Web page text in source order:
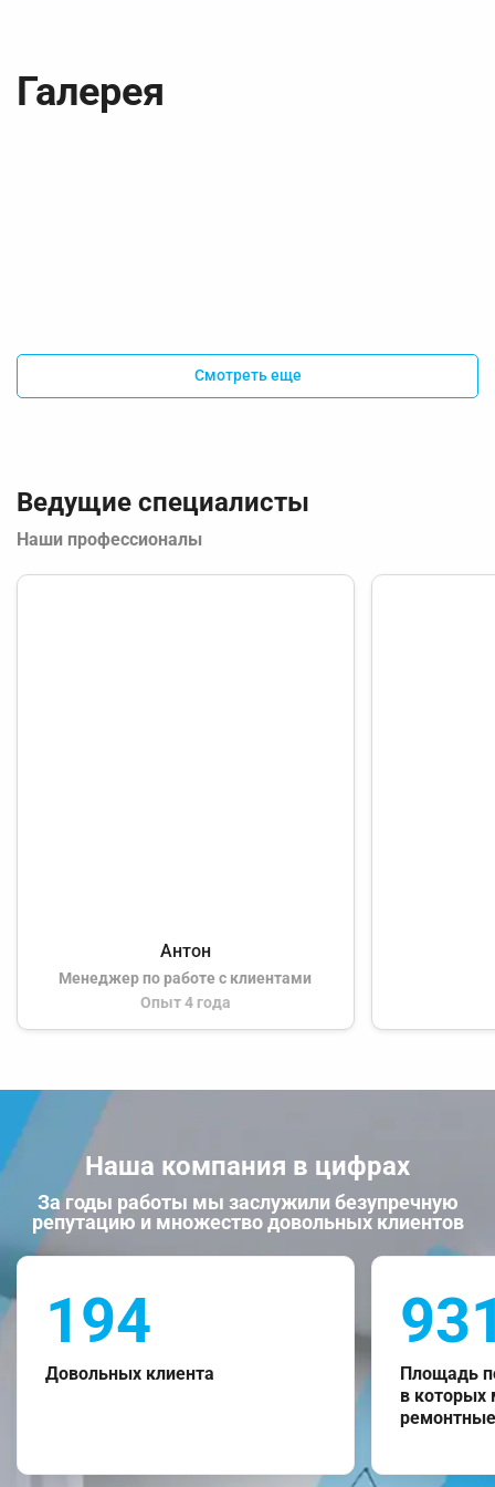
Галерея
Смотреть еще
Ведущие специалисты
Наши профессионалы
Антон
Менеджер по работе с клиентами
Опыт 4 года
Наша компания в цифрах
За годы работы мы заслужили безупречную
репутацию и множество довольных клиентов
194
Довольных клиента
Площадь
в которых